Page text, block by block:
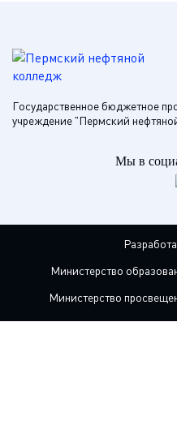
Государственное бюджетное
учреждение "Пермский
Мы в
Министерство
Министерство